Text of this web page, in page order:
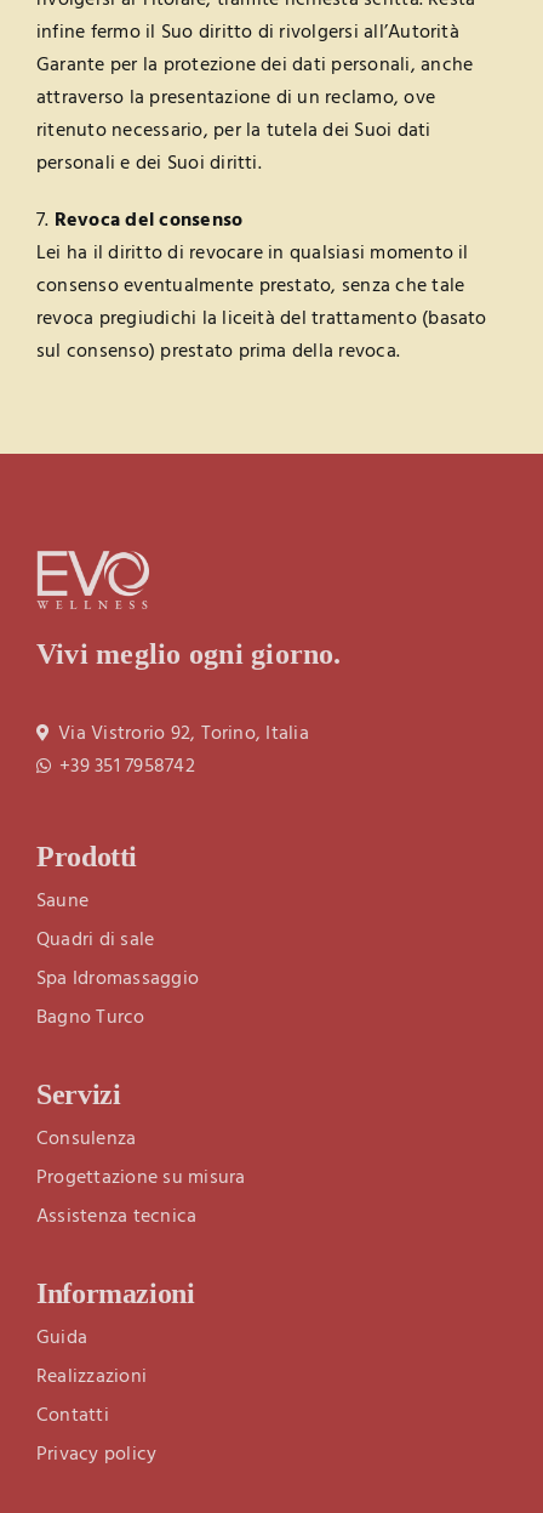
infine fermo il Suo diritto di rivolgersi all’Autorità
Garante per la protezione dei dati personali, anche
attraverso la presentazione di un reclamo, ove
ritenuto necessario, per la tutela dei Suoi dati
personali e dei Suoi diritti.
7. Revoca del consenso
Lei ha il diritto di revocare in qualsiasi momento il
consenso eventualmente prestato, senza che tale
revoca pregiudichi la liceità del trattamento (basato
sul consenso) prestato prima della revoca.
Vivi meglio ogni giorno.
Via Vistrorio 92, Torino, Italia
+39 351 7958742
Prodotti
Saune
Quadri di sale
Spa Idromassaggio
Bagno Turco
Servizi
Consulenza
Progettazione su misura
Assistenza tecnica
Informazioni
Guida
Realizzazioni
Contatti
Privacy policy